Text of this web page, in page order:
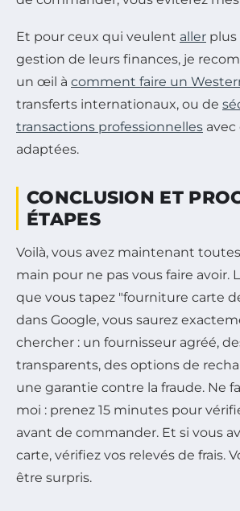
Et pour ceux qui veulent aller plus
gestion de leurs finances, je
un œil à comment faire un
transferts internationaux, ou de
transactions professionnelles
adaptées.
CONCLUSION ET
ÉTAPES
Voilà, vous avez maintenant
main pour ne pas vous faire avoir.
que vous tapez "fourniture carte
dans Google, vous saurez
chercher : un fournisseur agréé,
transparents, des options de
une garantie contre la fraude. Ne
moi : prenez 15 minutes pour
avant de commander. Et si vous
carte, vérifiez vos relevés de frais.
être surpris.